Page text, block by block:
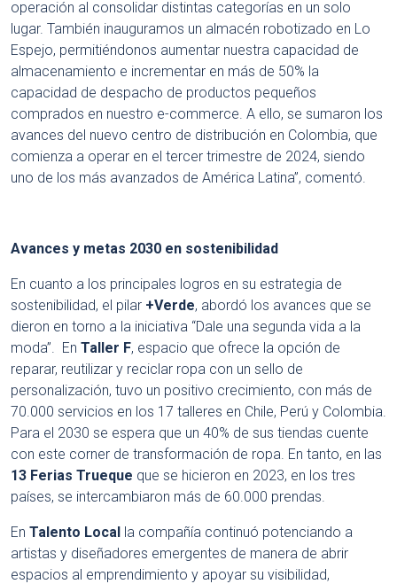
operación al consolidar distintas categorías en un solo
lugar. También inauguramos un almacén robotizado en Lo
Espejo, permitiéndonos aumentar nuestra capacidad de
almacenamiento e incrementar en más de 50% la
capacidad de despacho de productos pequeños
comprados en nuestro e-commerce. A ello, se sumaron los
avances del nuevo centro de distribución en Colombia, que
comienza a operar en el tercer trimestre de 2024, siendo
uno de los más avanzados de América Latina”, comentó.
Avances y metas 2030 en sostenibilidad
En cuanto a los principales logros en su estrategia de
sostenibilidad, el pilar +Verde, abordó los avances que se
dieron en torno a la iniciativa “Dale una segunda vida a la
moda”. En Taller F, espacio que ofrece la opción de
reparar, reutilizar y reciclar ropa con un sello de
personalización, tuvo un positivo crecimiento, con más de
70.000 servicios en los 17 talleres en Chile, Perú y Colombia.
Para el 2030 se espera que un 40% de sus tiendas cuente
con este corner de transformación de ropa. En tanto, en las
13 Ferias Trueque que se hicieron en 2023, en los tres
países, se intercambiaron más de 60.000 prendas.
En Talento Local la compañía continuó potenciando a
artistas y diseñadores emergentes de manera de abrir
espacios al emprendimiento y apoyar su visibilidad,